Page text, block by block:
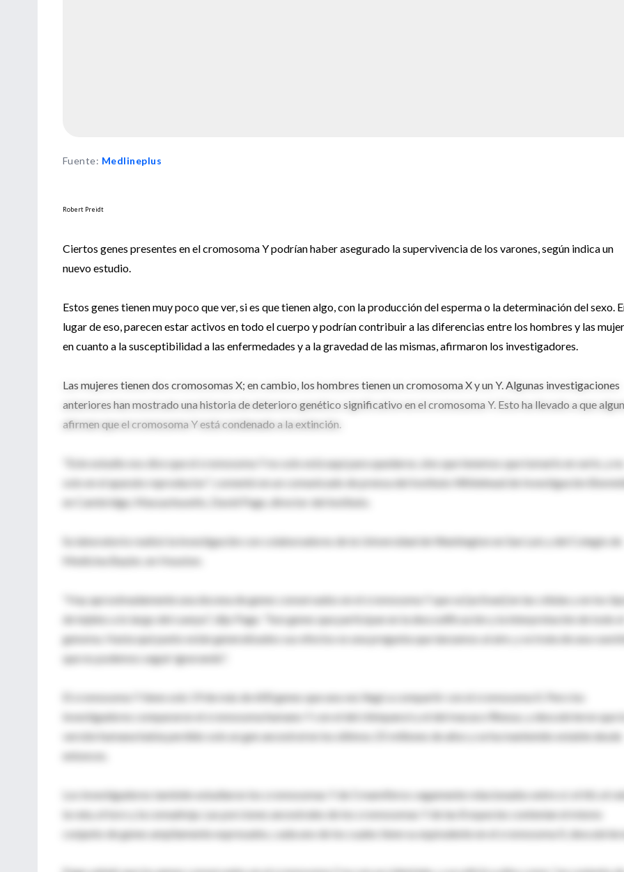
Fuente: Medlineplus
Robert Preidt
Ciertos genes presentes en el cromosoma Y podrían haber asegurado la supervivencia de los varones, según indica un
nuevo estudio.
Estos genes tienen muy poco que ver, si es que tienen algo, con la producción del esperma o la determinación del sexo.
lugar de eso, parecen estar activos en todo el cuerpo y podrían contribuir a las diferencias entre los hombres y las
en cuanto a la susceptibilidad a las enfermedades y a la gravedad de las mismas, afirmaron los investigadores.
Las mujeres tienen dos cromosomas X; en cambio, los hombres tienen un cromosoma X y un Y. Algunas investigaciones
anteriores han mostrado una historia de deterioro genético significativo en el cromosoma Y. Esto ha llevado a que
afirmen que el cromosoma Y está condenado a la extinción.
"Este estudio nos dice que el cromosoma Y no solo está aquí para quedarse, sino que tenemos que tomarlo en serio, y no
solo en el aparato reproductor", comentó en un comunicado de prensa del Instituto Whitehead de Investigación
en Cambridge, Massachusetts, David Page, director del instituto.
Su laboratorio realizó la investigación con colaboradores de la Universidad de Washington en San Luis y del Colegio de
Medicina Baylor, en Houston.
"Hay aproximadamente una docena de genes conservados en el cromosoma Y que se [activan] en las células y en los
de tejidos a lo largo del cuerpo", dijo Page. "Son genes que participan en la descodificación y la interpretación de todo el
genoma. Hasta qué punto están generalizados sus efectos es una pregunta que lanzamos al aire, y se trata de una
que no podemos seguir ignorando".
El cromosoma Y tiene solo 19 de más de 600 genes que una vez llegó a compartir con el cromosoma X. Pero los
investigadores compararon el cromosoma humano Y con el del chimpancé y el del macaco Rhesus, y descubrieron que la
versión humana había perdido solo un gen ancestral en los últimos 25 millones de años y se ha mantenido estable desde
entonces.
Los investigadores también estudiaron los cromosomas Y de 5 mamíferos vagamente relacionados entre sí: el tití, el
la rata, el toro y la comadreja. Las porciones ancestrales de los cromosomas Y de las 8 especies contenían el mismo
conjunto de genes ampliamente expresados, cada uno de los cuales tiene su equivalente en el cromosoma X,